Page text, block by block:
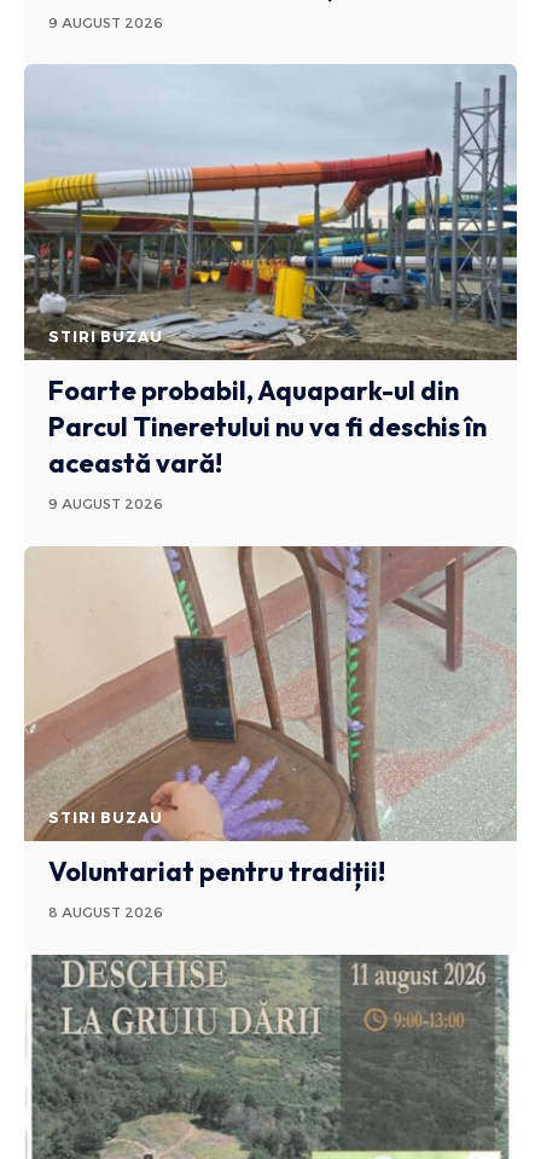
9 AUGUST 2026
STIRI BUZAU
Foarte probabil, Aquapark-ul din
Parcul Tineretului nu va fi deschis în
această vară!
9 AUGUST 2026
STIRI BUZAU
Voluntariat pentru tradiții!
8 AUGUST 2026